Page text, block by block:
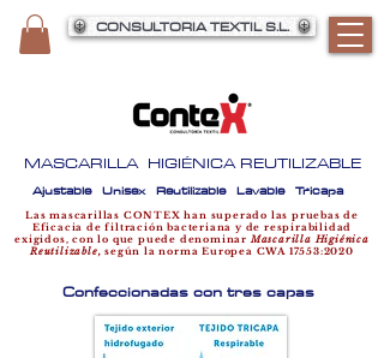
CONSULTORIA TEXTIL S.L.
MASCARILLA HIGIÉNICA REUTILIZABLE
Ajustable Unisex Reutilizable Lavable Tricapa
Las mascarillas CONTEX han superado las pruebas de
Eficacia de filtración bacteriana y de respirabilidad
exigidos, con lo que puede denominarMascarilla Higiénica
Reutilizable,según la norma Europea CWA 17553:2020
Confeccionadas con tres capas